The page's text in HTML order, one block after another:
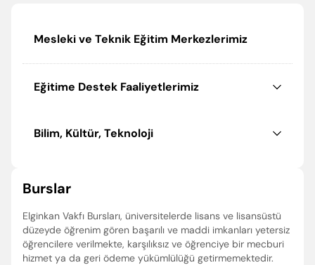
Mesleki ve Teknik Eğitim Merkezlerimiz
Eğitime Destek Faaliyetlerimiz
Bilim, Kültür, Teknoloji
Burslar
Elginkan Vakfı Bursları, üniversitelerde lisans ve lisansüstü
düzeyde öğrenim gören başarılı ve maddi imkanları yetersiz
öğrencilere verilmekte, karşılıksız ve öğrenciye bir mecburi
hizmet ya da geri ödeme yükümlülüğü getirmemektedir.